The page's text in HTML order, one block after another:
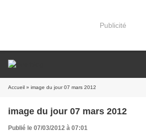
Publicité
Accueil » image du jour 07 mars 2012
image du jour 07 mars 2012
Publié le 07/03/2012 à 07:01